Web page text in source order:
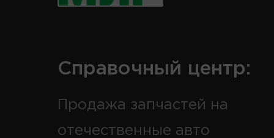
Справочный центр:
Продажа запчастей на
отечественные авто